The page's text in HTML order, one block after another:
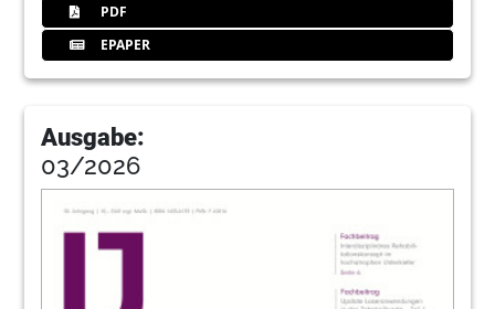
PDF
EPAPER
Ausgabe:
03/2026